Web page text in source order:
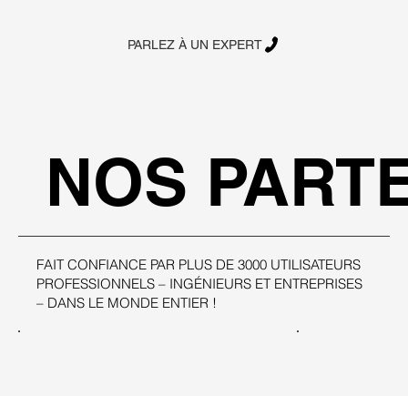
PARLEZ À UN EXPERT
NOS
FAIT CONFIANCE PAR PLUS DE 3000 UTILISATEURS
PROFESSIONNELS – INGÉNIEURS ET ENTREPRISES
– DANS LE MONDE ENTIER !